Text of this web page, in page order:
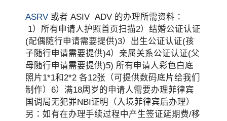
ASRV 或者 ASIV ADV 的办理所需资料：
1）所有申请人护照首页扫描2）结婚公证认证
(配偶随行申请需要提供)3）出生公证认证(孩
子随行申请需要提供)4）亲属关系公证认证(父
母随行申请需要提供)5) 所有申请人彩色白底
照片1*1和2*2 各12张（可提供数码底片给我们
制作）6）满18周岁的申请人需要办理菲律宾
国调局无犯罪NBI证明（入境菲律宾后办理）
另：如有在办理手续过程中产生签证延期费/移